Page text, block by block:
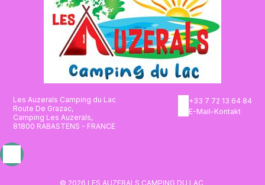
Les Auzerals Camping du Lac
Route De Grazac,
Camping Les Auzerals,
81800 RABASTENS - FRANCE
+33 7 72 13 64 84
E-Mail-Kontakt
© 2026 LES AUZERALS CAMPING DU LAC